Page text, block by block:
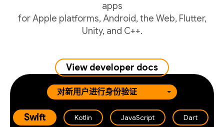
apps
for Apple platforms, Android, the Web, Flutter,
Unity, and C++.
View developer docs